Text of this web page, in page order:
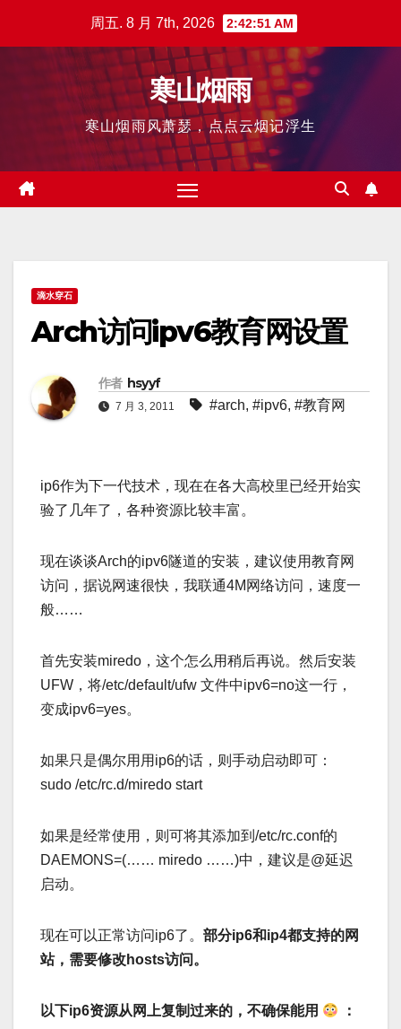
周五. 8 月 7th, 2026 2:42:52 AM
寒山烟雨
寒山烟雨风萧瑟，点点云烟记浮生
滴水穿石
Arch访问ipv6教育网设置
作者 hsyyf
7 月 3, 2011 #arch, #ipv6, #教育网
ip6作为下一代技术，现在在各大高校里已经开始实
验了几年了，各种资源比较丰富。
现在谈谈Arch的ipv6隧道的安装，建议使用教育网
访问，据说网速很快，我联通4M网络访问，速度一
般……
首先安装miredo，这个怎么用稍后再说。然后安装
UFW，将/etc/default/ufw 文件中ipv6=no这一行，
变成ipv6=yes。
如果只是偶尔用用ip6的话，则手动启动即可：
sudo /etc/rc.d/miredo start
如果是经常使用，则可将其添加到/etc/rc.conf的
DAEMONS=(…… miredo ……)中，建议是@延迟
启动。
现在可以正常访问ip6了。 部分ip6和ip4都支持的网
站，需要修改hosts访问。
以下ip6资源从网上复制过来的，不确保能用 ：